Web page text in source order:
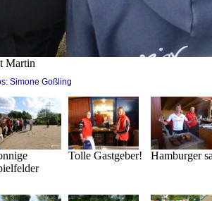
Martin
Simone Goßling
Tolle Gastgeber! Hamburger